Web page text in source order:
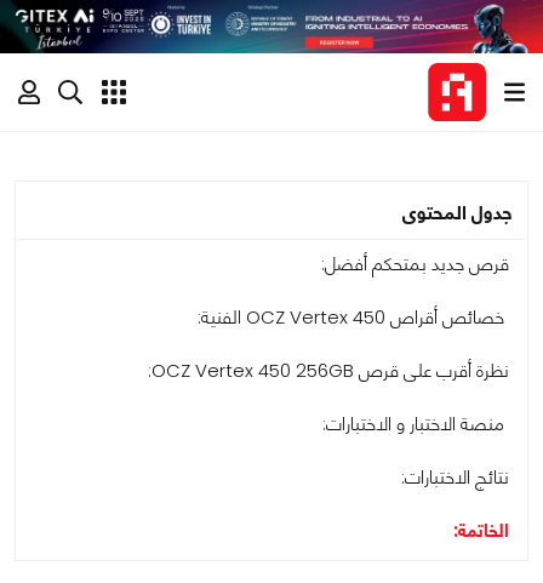
جدول المحتوى
قرص جديد بمتحكم أفضل:
خصائص أقراص OCZ Vertex 450 الفنية:
نظرة أقرب على قرص OCZ Vertex 450 256GB:
منصة الاختبار و الاختبارات:
نتائج الاختبارات:
الخاتمة: